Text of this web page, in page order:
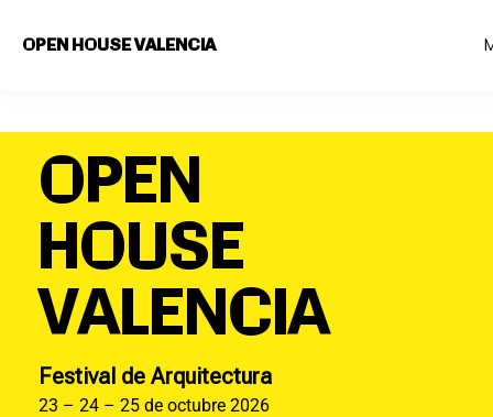
principal
OPEN HOUSE VALENCIA
OPEN
HOUSE
VALENCIA
Festival de Arquitectura
23 – 24 – 25 de octubre 2026